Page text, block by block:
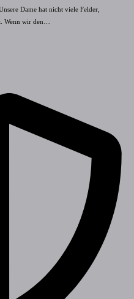
Dame hat nicht viele Felder,
Wenn wir den…